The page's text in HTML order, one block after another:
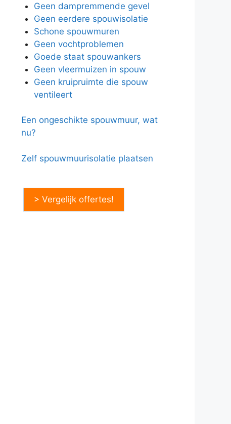
Geen dampremmende gevel
Geen eerdere spouwisolatie
Schone spouwmuren
Geen vochtproblemen
Goede staat spouwankers
Geen vleermuizen in spouw
Geen kruipruimte die spouw
ventileert
Een ongeschikte spouwmuur, wat
nu?
Zelf spouwmuurisolatie plaatsen
> Vergelijk offertes!